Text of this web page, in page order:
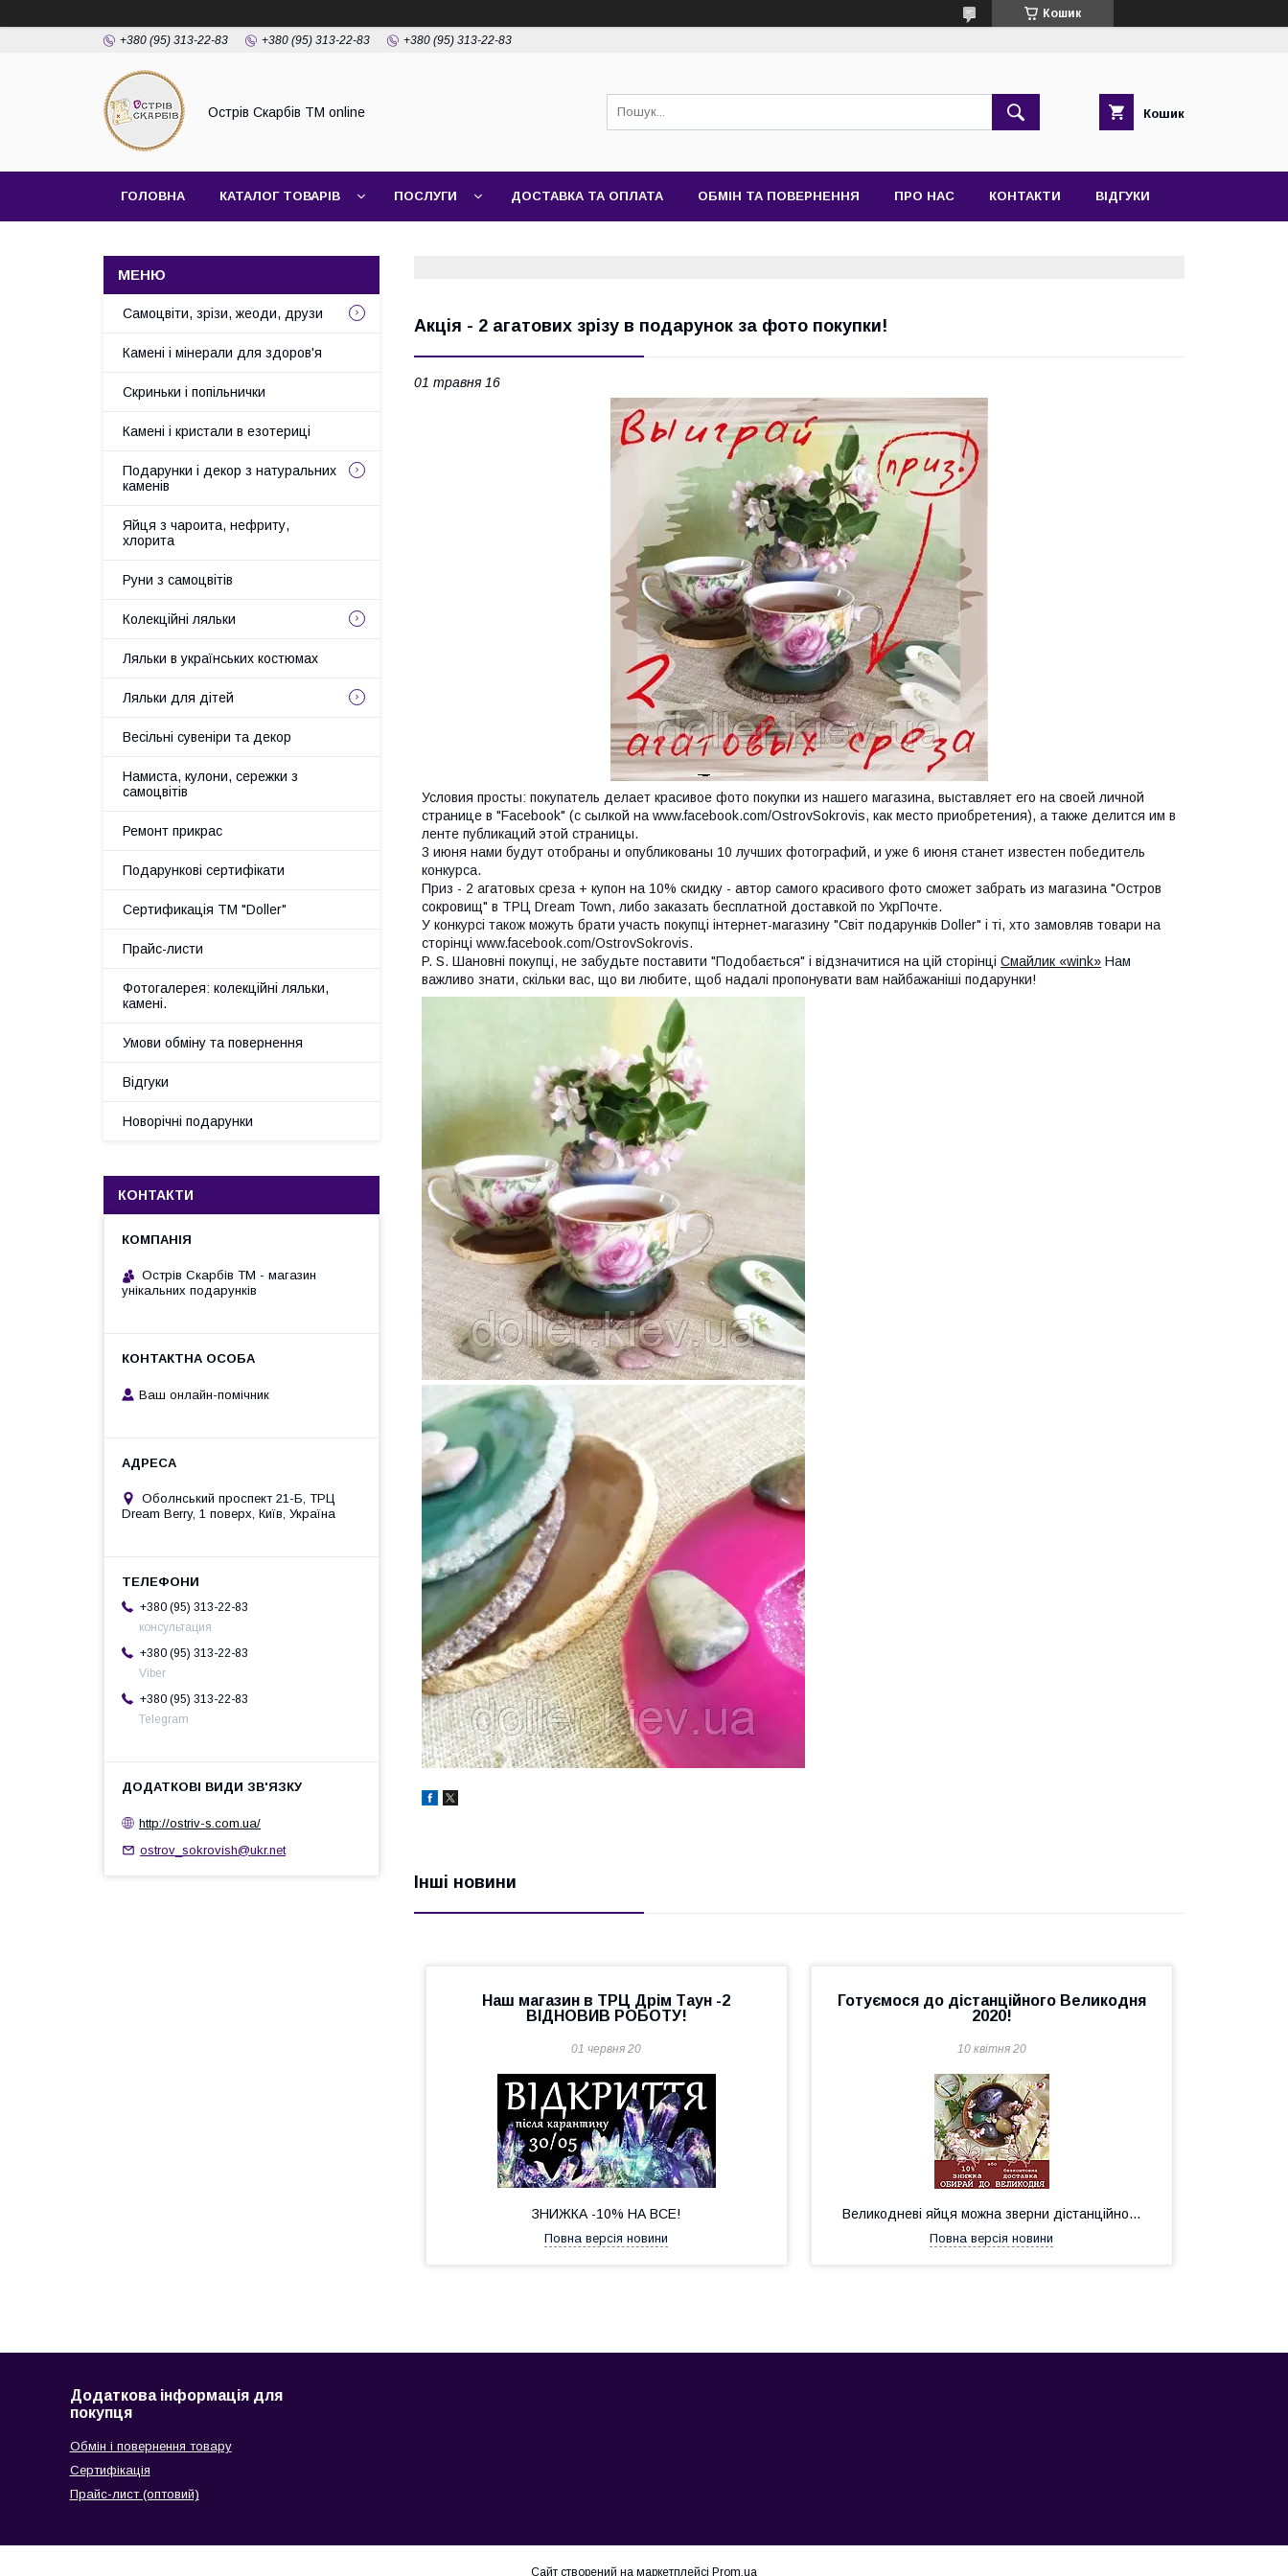
Кошик
+380 (95) 313-22-83 +380 (95) 313-22-83 +380 (95) 313-22-83
Острів Скарбів TM online Кошик
ГОЛОВНА КАТАЛОГ ТОВАРІВ ПОСЛУГИ ДОСТАВКА ТА ОПЛАТА ОБМІН ТА ПОВЕРНЕННЯ ПРО НАС КОНТАКТИ ВІДГУКИ
Акція - 2 агатових зрізу в подарунок за фото покупки!
01 травня 16
Условия просты: покупатель делает красивое фото покупки из нашего магазина, выставляет его на своей личной
странице в "Facebook" (с сылкой на www.facebook.com/OstrovSokrovis, как место приобретения), а также делится им в
ленте публикаций этой страницы.
3 июня нами будут отобраны и опубликованы 10 лучших фотографий, и уже 6 июня станет известен победитель
конкурса.
Приз - 2 агатовых среза + купон на 10% скидку - автор самого красивого фото сможет забрать из магазина "Остров
сокровищ" в ТРЦ Dream Town, либо заказать бесплатной доставкой по УкрПочте.
У конкурсі також можуть брати участь покупці інтернет-магазину "Світ подарунків Doller" і ті, хто замовляв товари на
сторінці www.facebook.com/OstrovSokrovis.
P. S. Шановні покупці, не забудьте поставити "Подобається" і відзначитися на цій сторінці Смайлик «wink» Нам
важливо знати, скільки вас, що ви любите, щоб надалі пропонувати вам найбажаніші подарунки!
Інші новини
Наш магазин в ТРЦ Дрім Таун -2
ВІДНОВИВ РОБОТУ!
01 червня 20
ЗНИЖКА -10% НА ВСЕ!
Повна версія новини
Готуємося до дістанційного Великодня
2020!
10 квітня 20
Великодневі яйця можна зверни дістанційно...
Повна версія новини
Самоцвіти, зрізи, жеоди, друзи
Камені і мінерали для здоров'я
Скриньки і попільнички
Камені і кристали в езотериці
Подарунки і декор з натуральних
каменів
Яйця з чароита, нефриту,
хлорита
Руни з самоцвітів
Колекційні ляльки
Ляльки в українських костюмах
Ляльки для дітей
Весільні сувеніри та декор
Намиста, кулони, сережки з
самоцвітів
Ремонт прикрас
Подарункові сертифікати
Сертификація ТМ "Doller"
Прайс-листи
Фотогалерея: колекційні ляльки,
камені.
Умови обміну та повернення
Відгуки
Новорічні подарунки
КОНТАКТИ
Острів Скарбів ТМ - магазин
унікальних подарунків
Ваш онлайн-помічник
Оболнський проспект 21-Б, ТРЦ
Dream Berry, 1 поверх, Київ, Україна
+380 (95) 313-22-83
консультация
+380 (95) 313-22-83
Viber
+380 (95) 313-22-83
Telegram
http://ostrіv-s.com.ua/
ostrov_sokrovish@ukr.net
Додаткова інформація для
покупця
Обмін і повернення товару
Сертифікація
Прайс-лист (оптовий)
Сайт створений на маркетплейсі Prom.ua